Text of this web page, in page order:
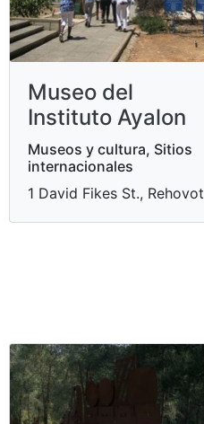
Museo del
Instituto Ayalon
Museos y cultura, Sitios
internacionales
1 David Fikes St., Rehovot